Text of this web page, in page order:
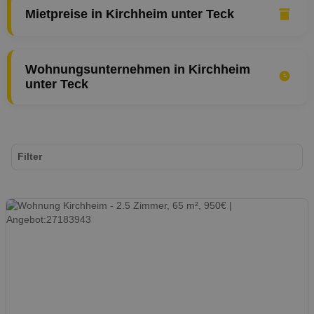
Mietpreise in Kirchheim unter Teck
Wohnungsunternehmen in Kirchheim
unter Teck
Filter